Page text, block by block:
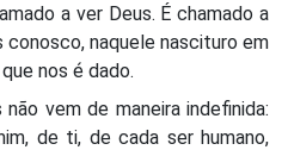
a ver Deus. É chamado a
naquele nascituro em
nos é dado.
vem de maneira indefinida:
de ti, de cada ser humano,